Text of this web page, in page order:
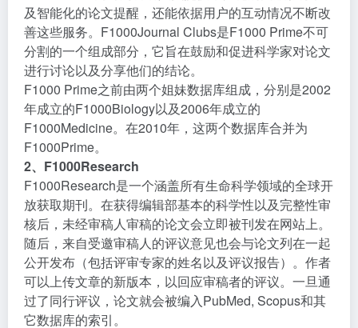
及智能化的论文提醒，还能依据用户的互动情况不断改
善这些服务。F1000Journal Clubs是F1000 Prime不可
分割的一个组成部分，它旨在鼓励和促进科学家对论文
进行讨论以及分享他们的结论。
F1000 Prime之前由两个姐妹数据库组成，分别是2002
年成立的F1000Biology以及2006年成立的
F1000Medicine。在2010年，这两个数据库合并为
F1000Prime。
2、F1000Research
F1000Research是一个涵盖所有生命科学领域的全球开
放获取期刊。在获得编辑部基本的科学性以及完整性审
核后，未经审稿人审稿的论文会立即被刊发在网站上。
随后，来自受邀审稿人的评议意见也会与论文列在一起
公开发布（包括评审专家的姓名以及评议报告）。作者
可以上传文章的新版本，以回应审稿者的评议。一旦通
过了同行评议，论文就会被编入PubMed, Scopus和其
它数据库的索引。